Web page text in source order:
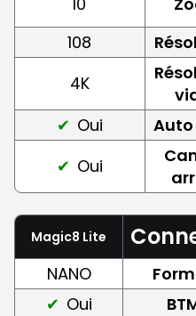
108
4K
Oui
Oui
Magic8 Lite
NANO
Oui